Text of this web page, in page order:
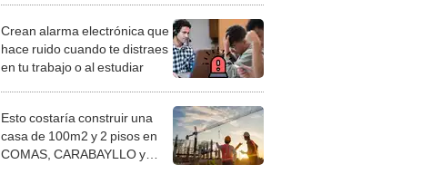
Crean alarma electrónica que
hace ruido cuando te distraes
en tu trabajo o al estudiar
Esto costaría construir una
casa de 100m2 y 2 pisos en
COMAS, CARABAYLLO y
otros distritos de LIMA